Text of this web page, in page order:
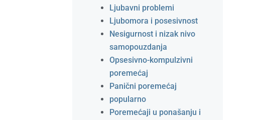
Ljubavni problemi
Ljubomora i posesivnost
Nesigurnost i nizak nivo
samopouzdanja
Opsesivno-kompulzivni
poremećaj
Panični poremećaj
popularno
Poremećaji u ponašanju i